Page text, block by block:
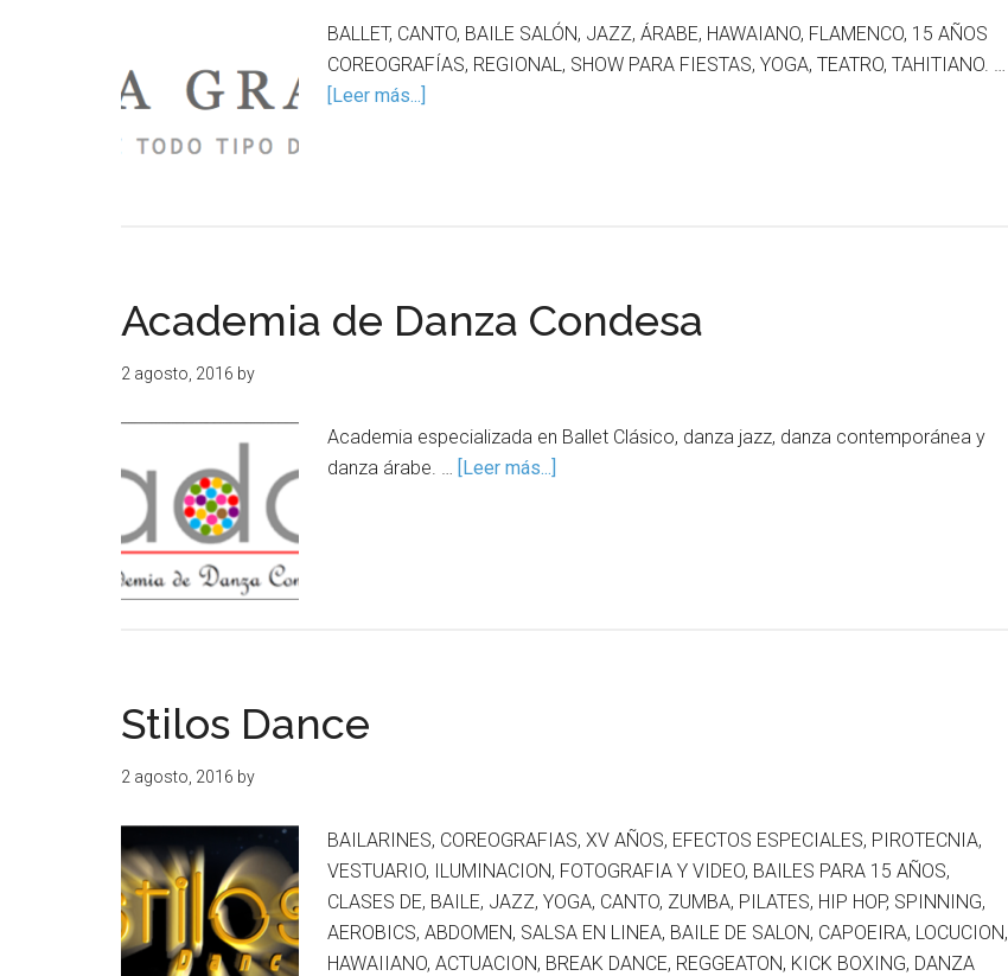
BALLET, CANTO, BAILE SALÓN, JAZZ, ÁRABE, HAWAIANO, FLAMENCO, 15 AÑOS
COREOGRAFÍAS, REGIONAL, SHOW PARA FIESTAS, YOGA, TEATRO, TAHITIANO. …
[Leer más...]
Academia de Danza Condesa
2 agosto, 2016 by
Academia especializada en Ballet Clásico, danza jazz, danza contemporánea y
danza árabe. … [Leer más...]
Stilos Dance
2 agosto, 2016 by
BAILARINES, COREOGRAFIAS, XV AÑOS, EFECTOS ESPECIALES, PIROTECNIA,
VESTUARIO, ILUMINACION, FOTOGRAFIA Y VIDEO, BAILES PARA 15 AÑOS,
CLASES DE, BAILE, JAZZ, YOGA, CANTO, ZUMBA, PILATES, HIP HOP, SPINNING,
AEROBICS, ABDOMEN, SALSA EN LINEA, BAILE DE SALON, CAPOEIRA, LOCUCION,
HAWAIIANO, ACTUACION, BREAK DANCE, REGGEATON, KICK BOXING, DANZA